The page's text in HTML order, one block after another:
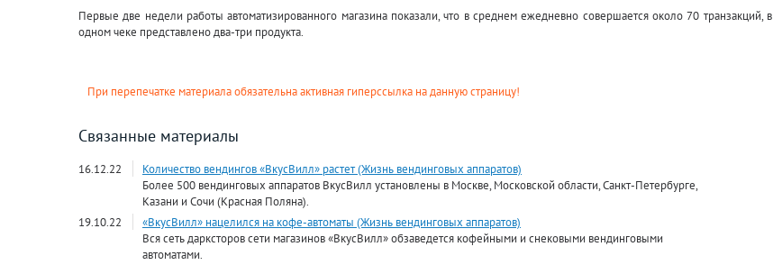
Первые две недели работы автоматизированного магазина показали, что в среднем ежедневно совершается около 70 транзакций, в
одном чеке представлено два-три продукта.
При перепечатке материала обязательна активная гиперссылка на данную страницу!
Связанные материалы
16.12.22
Количество вендингов «ВкусВилл» растет (Жизнь вендинговых аппаратов)
Более 500 вендинговых аппаратов ВкусВилл установлены в Москве, Московской области, Санкт-Петербурге,
Казани и Сочи (Красная Поляна).
19.10.22
«ВкусВилл» нацелился на кофе-автоматы (Жизнь вендинговых аппаратов)
Вся сеть дарксторов сети магазинов «ВкусВилл» обзаведется кофейными и снековыми вендинговыми
автоматами.